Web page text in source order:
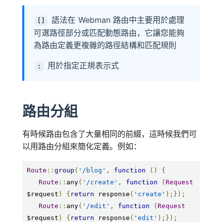
[]
語法在 Webman 路由中主要用於處理
可選路徑部分或匹配動態路由，它讓您能夠
為路由定義更複雜的路徑結構和匹配規則
: 用於指定正規表示式
路由分組
有時候路由包含了大量相同的前綴，這時候我們可
以用路由分組來簡化定義。例如：
Route :: group ( '/blog' , function ()
{
Route :: any( '/create' , function ( Request
$request ) { return response ( 'create' );});
Route :: any( '/edit' , function ( Request
$request ) { return response ( 'edit' );});